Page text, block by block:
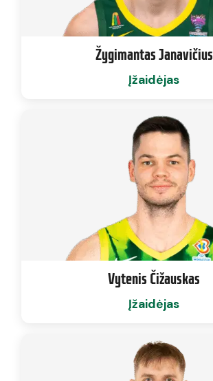
Žygimantas Janavičius
Įžaidėjas
Vytenis Čižauskas
Įžaidėjas